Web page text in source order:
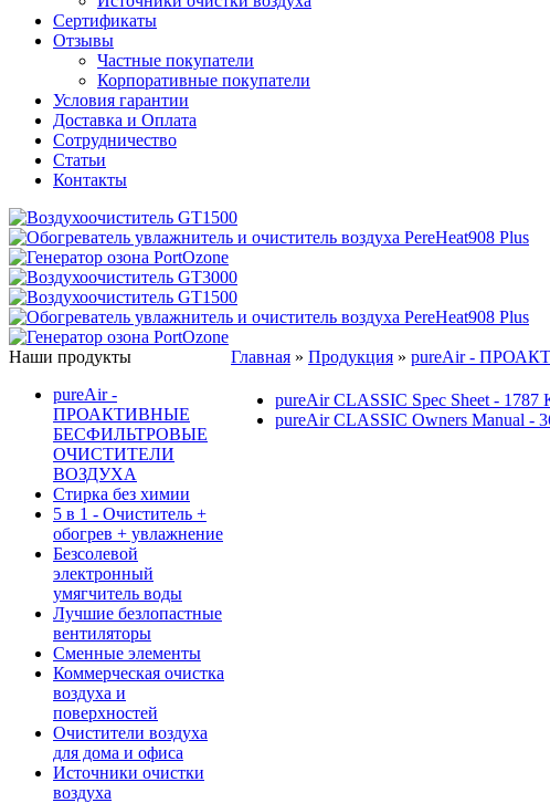
Сертификаты
Отзывы
Частные покупатели
Корпоративные покупатели
Условия гарантии
Доставка и Оплата
Сотрудничество
Статьи
Контакты
Наши продукты
pureAir -
ПРОАКТИВНЫЕ
БЕСФИЛЬТРОВЫЕ
ОЧИСТИТЕЛИ
ВОЗДУХА
Стирка без химии
5 в 1 - Очиститель +
обогрев + увлажнение
Безсолевой
электронный
умягчитель воды
Лучшие безлопастные
вентиляторы
Сменные элементы
Коммерческая очистка
воздуха и
поверхностей
Очистители воздуха
для дома и офиса
Источники очистки
воздуха
Главная » Продукция » pureAir -
pureAir CLASSIC Spec Sheet - 1787
pureAir CLASSIC Owners Manual -